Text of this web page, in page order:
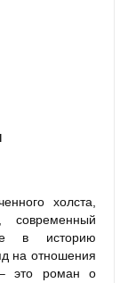
холста,
в историю
на отношения
это роман о